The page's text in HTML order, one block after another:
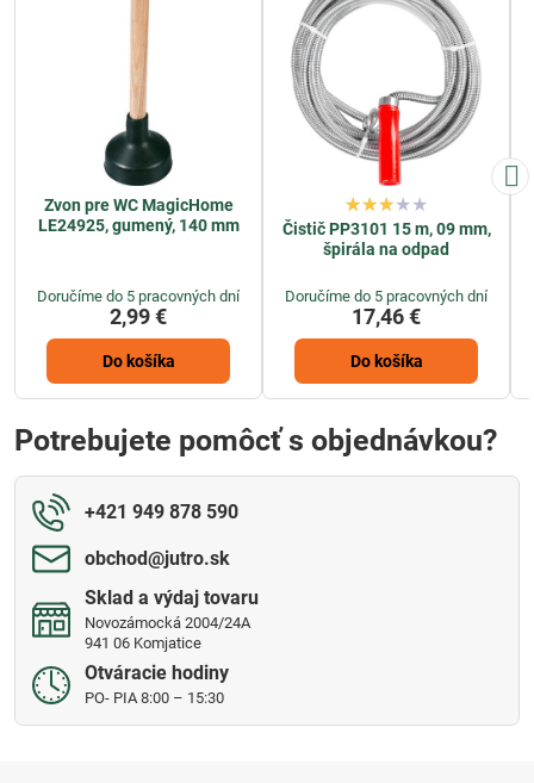
Zvon pre WC MagicHome
LE24925, gumený, 140 mm
Doručíme do 5 pracovných dní
2,99 €
Do košíka
Čistič PP3101 15 m, 09 mm,
špirála na odpad
Doručíme do 5 pracovných dní
17,46 €
Do košíka
Potrebujete pomôcť s objednávkou?
+421 949 878 590
obchod​@jutro​.sk
Sklad a výdaj tovaru
Novozámocká 2004/24A
941 06 Komjatice
Otváracie hodiny
PO- PIA 8:00 – 15:30